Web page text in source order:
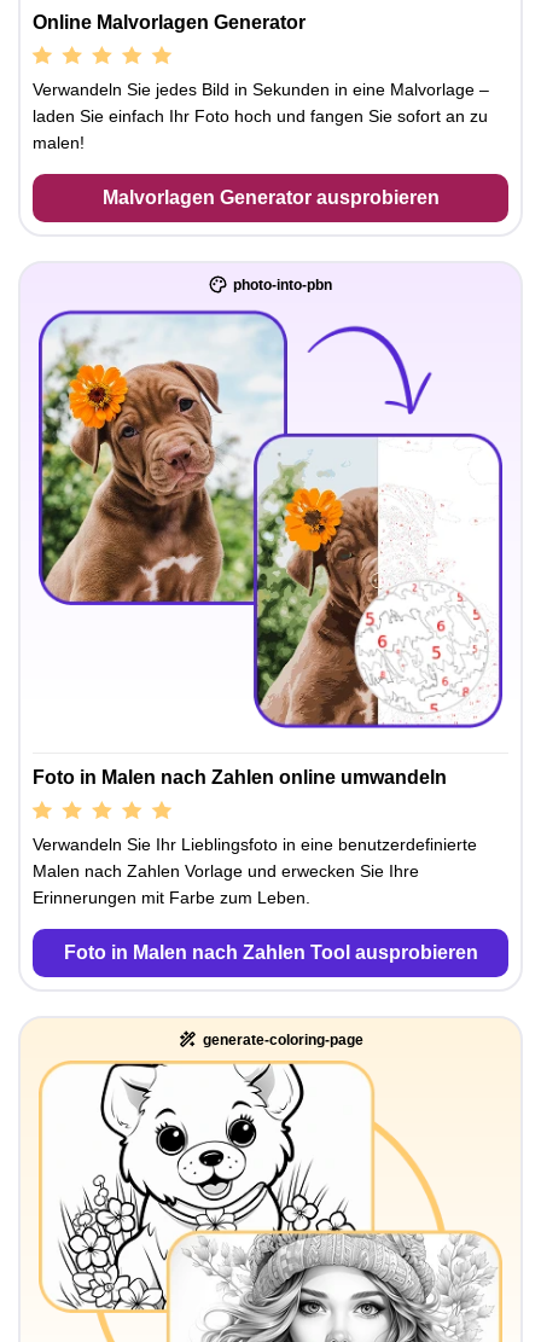
Online Malvorlagen Generator
Verwandeln Sie jedes Bild in Sekunden in eine Malvorlage –
laden Sie einfach Ihr Foto hoch und fangen Sie sofort an zu
malen!
Malvorlagen Generator ausprobieren
photo-into-pbn
Foto in Malen nach Zahlen online umwandeln
Verwandeln Sie Ihr Lieblingsfoto in eine benutzerdefinierte
Malen nach Zahlen Vorlage und erwecken Sie Ihre
Erinnerungen mit Farbe zum Leben.
Foto in Malen nach Zahlen Tool ausprobieren
generate-coloring-page